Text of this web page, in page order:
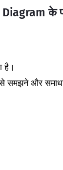
के
है।
से समझने और